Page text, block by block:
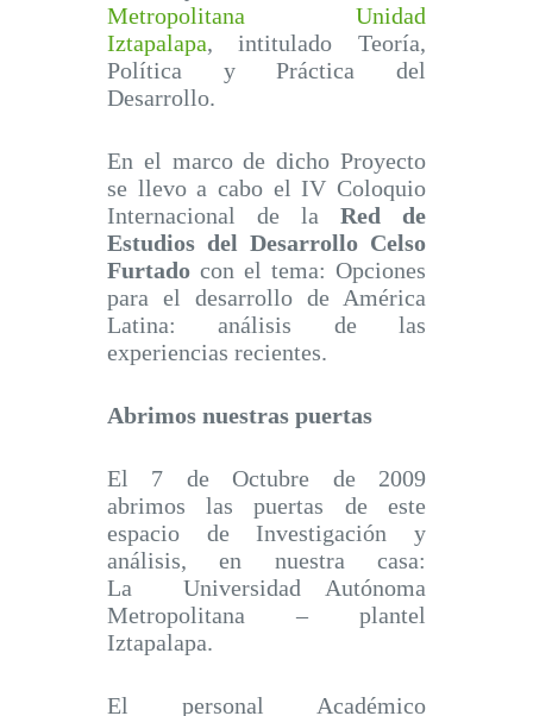
Metropolitana Unidad
Iztapalapa, intitulado Teoría,
Política y Práctica del
Desarrollo.
En el marco de dicho Proyecto
se llevo a cabo el IV Coloquio
Internacional de laRed de
Estudios del Desarrollo Celso
Furtadocon el tema: Opciones
para el desarrollo de América
Latina: análisis de las
experiencias recientes.
Abrimos nuestras puertas
El 7 de Octubre de 2009
abrimos las puertas de este
espacio de Investigación y
análisis, en nuestra casa:
La Universidad Autónoma
Metropolitana – plantel
Iztapalapa.
El personal Académico